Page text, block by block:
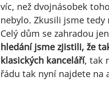
víc, než dvojnásobek
nebylo. Zkusili jsme
Celý dům se zahradou
hledání jsme zjistili, že
klasických kanceláří, tak
řádu tak nyní najdete na